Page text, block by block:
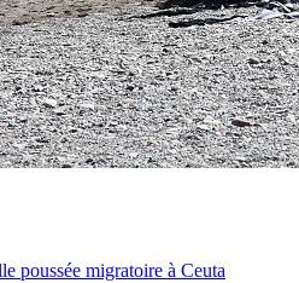
poussée migratoire à Ceuta